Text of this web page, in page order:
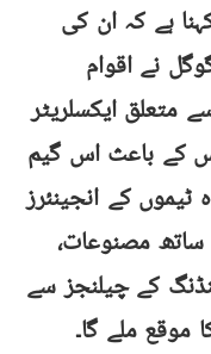
ہے کہ ان کی
نے اقوام
متعلق ایکسلریٹر
کے باعث اس گیم
کی 20 سے زیادہ ٹیموں کے انجینئرز
مصنوعات،
​​کے چیلنجز سے
موقع ملے گا۔